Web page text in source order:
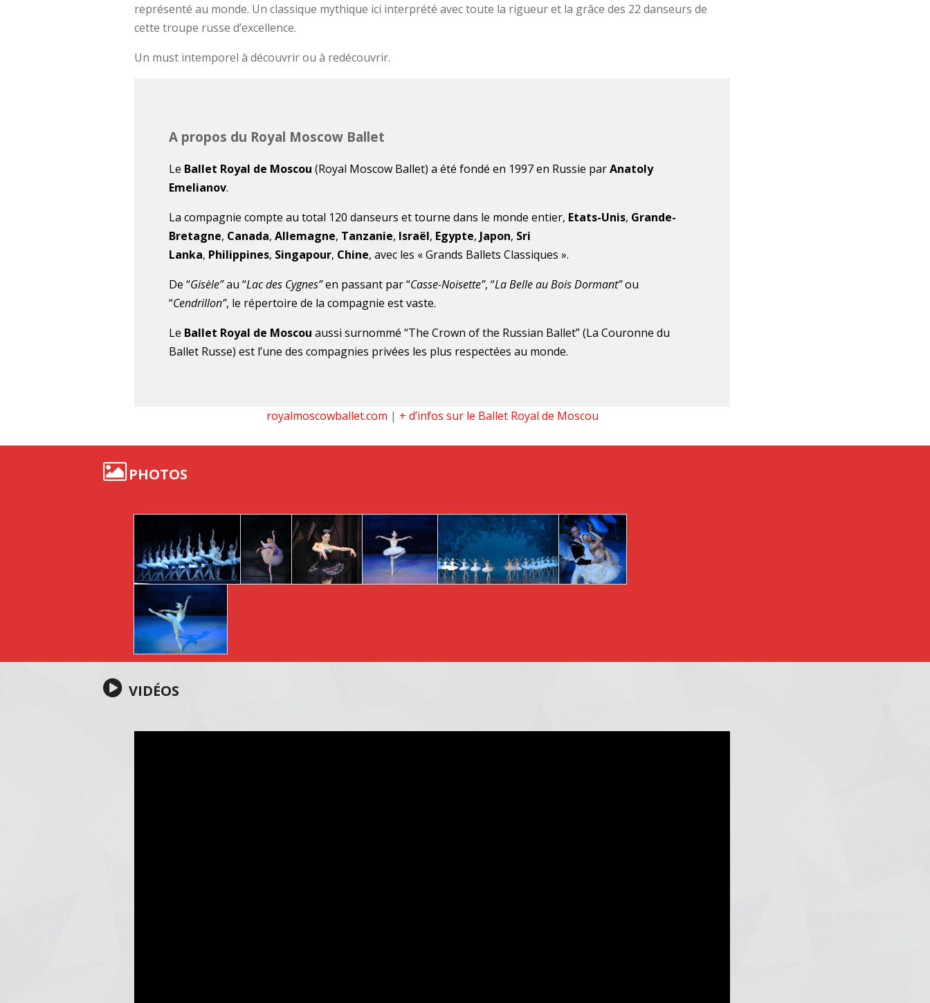
représenté au monde. Un classique mythique ici interprété avec toute la rigueur et la grâce des 22 danseurs de
cette troupe russe d’excellence.
Un must intemporel à découvrir ou à redécouvrir.
A propos du Royal Moscow Ballet
Le Ballet Royal de Moscou (Royal Moscow Ballet) a été fondé en 1997 en Russie parAnatoly
Emelianov.
La compagnie compte au total 120 danseurs et tourne dans le monde entier, Etats-Unis, Grande-
Bretagne, Canada,Allemagne, Tanzanie, Israël, Egypte, Japon, Sri
Lanka, Philippines, Singapour, Chine, avec les « Grands Ballets Classiques ».
De “Gisèle”au “Lac des Cygnes”en passant par “Casse-Noisette”, “La Belle au Bois Dormant”ou
“Cendrillon”, le répertoire de la compagnie est vaste.
Le Ballet Royal de Moscou aussi surnommé “The Crown of the Russian Ballet” (La Couronne du
Ballet Russe) est l’une des compagnies privées les plus respectées au monde.
royalmoscowballet.com | + d’infos sur le Ballet Royal de Moscou
PHOTOS
VIDÉOS